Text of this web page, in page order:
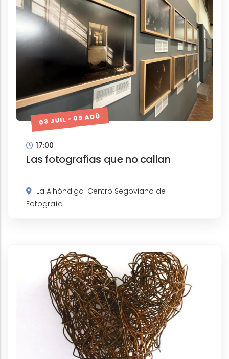
03 JUIL - 09 AOÛ
17:00
Las fotografías que no callan
La Alhóndiga-Centro Segoviano de
Fotograía